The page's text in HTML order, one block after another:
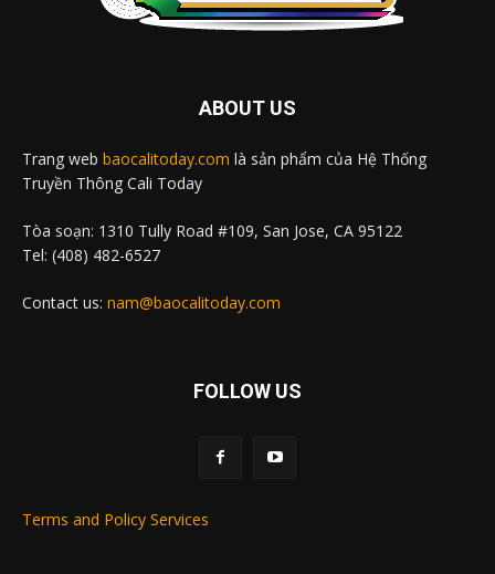
ABOUT US
Trang web baocalitoday.com là sản phẩm của Hệ Thống
Truyền Thông Cali Today
Tòa soạn: 1310 Tully Road #109, San Jose, CA 95122
Tel: (408) 482-6527
Contact us: nam@baocalitoday.com
FOLLOW US
Terms and Policy Services